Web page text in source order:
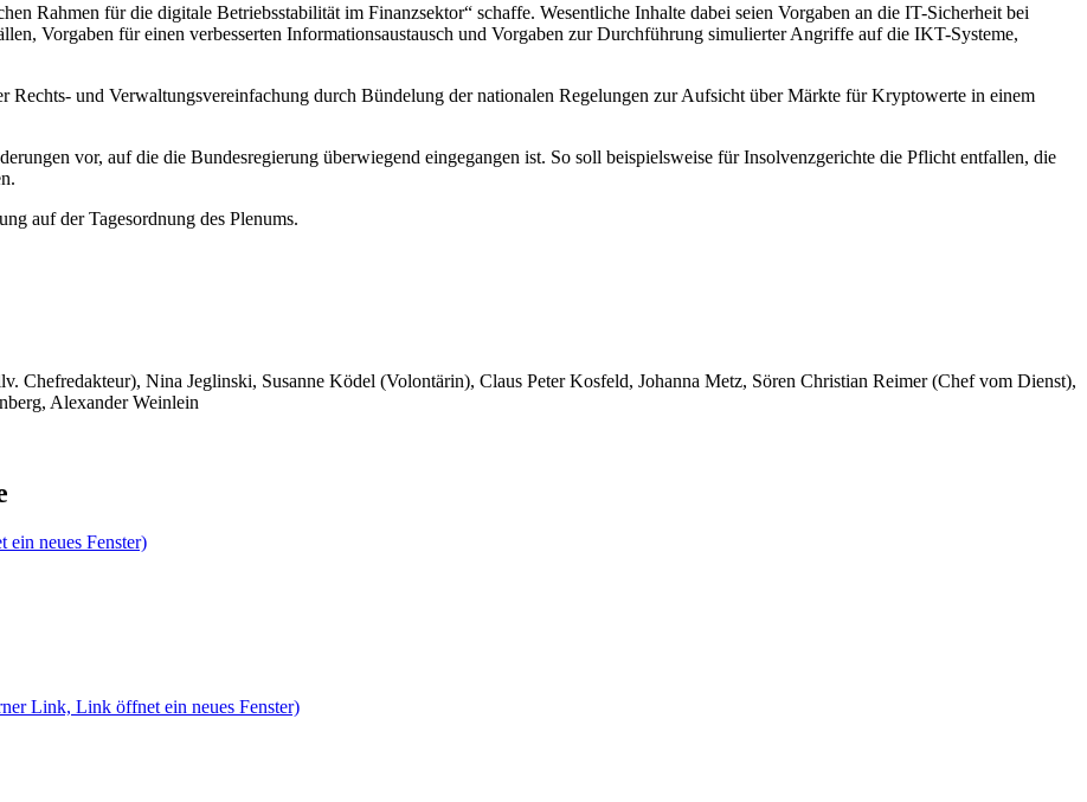
Rahmen für die digitale Betriebsstabilität im Finanzsektor“ schaffe. Wesentliche Inhalte dabei seien Vorgaben an die IT-Sicherheit bei
Vorgaben für einen verbesserten Informationsaustausch und Vorgaben zur Durchführung simulierter Angriffe auf die IKT-Systeme,
Rechts- und Verwaltungsvereinfachung durch Bündelung der nationalen Regelungen zur Aufsicht über Märkte für Kryptowerte in einem
vor, auf die die Bundesregierung überwiegend eingegangen ist. So soll beispielsweise für Insolvenzgerichte die Pflicht entfallen, die
auf der Tagesordnung des Plenums.
Chefredakteur), Nina Jeglinski, Susanne Ködel (Volontärin), Claus Peter Kosfeld, Johanna Metz, Sören Christian Reimer (Chef vom Dienst),
Alexander Weinlein
neues Fenster)
Link, Link öffnet ein neues Fenster)